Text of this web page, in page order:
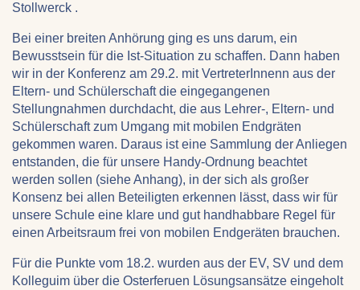
Stollwerck .
Bei einer breiten Anhörung ging es uns darum, ein
Bewusstsein für die Ist-Situation zu schaffen. Dann haben
wir in der Konferenz am 29.2. mit VertreterInnenn aus der
Eltern- und Schülerschaft die eingegangenen
Stellungnahmen durchdacht, die aus Lehrer-, Eltern- und
Schülerschaft zum Umgang mit mobilen Endgräten
gekommen waren. Daraus ist eine Sammlung der Anliegen
entstanden, die für unsere Handy-Ordnung beachtet
werden sollen (siehe Anhang), in der sich als großer
Konsenz bei allen Beteiligten erkennen lässt, dass wir für
unsere Schule eine klare und gut handhabbare Regel für
einen Arbeitsraum frei von mobilen Endgeräten brauchen.
Für die Punkte vom 18.2. wurden aus der EV, SV und dem
Kolleguim über die Osterferuen Lösungsansätze eingeholt